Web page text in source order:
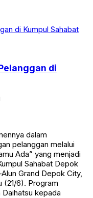
di
dalam
pelanggan melalui
Ada” yang menjadi
Sahabat Depok
Grand Depok City,
(21/6). Program
kepada